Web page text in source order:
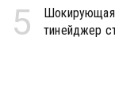
5
Шокирующая
тинейджер